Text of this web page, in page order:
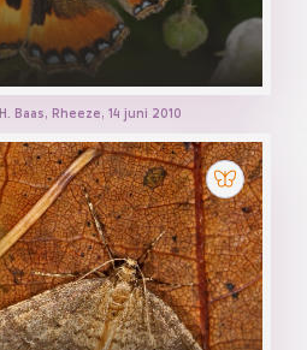
Baas, Rheeze, 14 juni 2010